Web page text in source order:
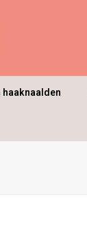
haaknaalden